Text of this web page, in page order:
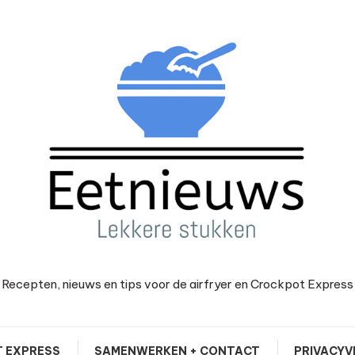
Recepten, nieuws en tips voor de airfryer en Crockpot Express
EXPRESS SAMENWERKEN + CONTACT